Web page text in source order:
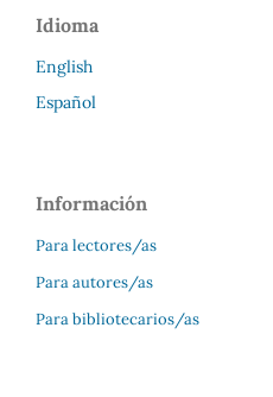
Idioma
English
Español
Información
Para lectores/as
Para autores/as
Para bibliotecarios/as